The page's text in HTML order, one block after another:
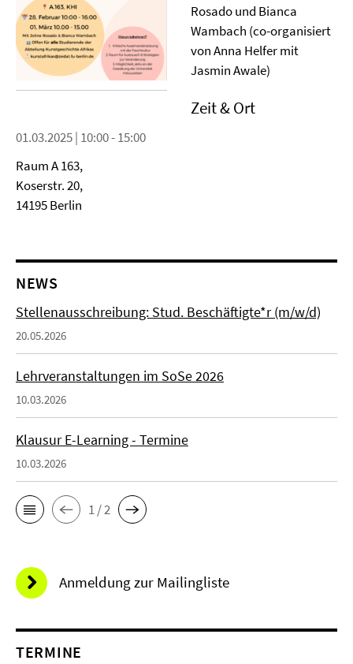
Rosado und Bianca
Wambach (co-organisiert
von Anna Helfer mit
Jasmin Awale)
Zeit & Ort
01.03.2025 | 10:00 - 15:00
Raum A 163,
Koserstr. 20,
14195 Berlin
NEWS
Stellenausschreibung: Stud. Beschäftigte*r (m/w/d)
20.05.2026
Lehrveranstaltungen im SoSe 2026
10.03.2026
Klausur E-Learning - Termine
10.03.2026
1 / 2
Anmeldung zur Mailingliste
TERMINE